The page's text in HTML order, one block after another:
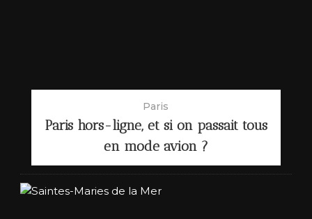
Paris
Paris hors-ligne, et si on passait tous
en mode avion ?